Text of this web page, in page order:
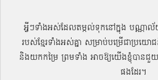
អ្វីៗទាំងអស់ដែលតម្កល់ទុកនៅក្នុង បណ្ណាល័
របស់ខ្មែរទាំងអស់គ្នា សម្រាប់បម្រើជាប្រ
និងយកកម្រៃ ព្រមទាំង អាចឱ្យយើងខ្ញុំបាន
ផងដែរ។